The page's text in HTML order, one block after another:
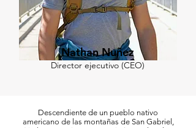
Nathan Nuñez
Director ejecutivo (CEO)
Descendiente de un pueblo nativo
americano de las montañas de San Gabriel,